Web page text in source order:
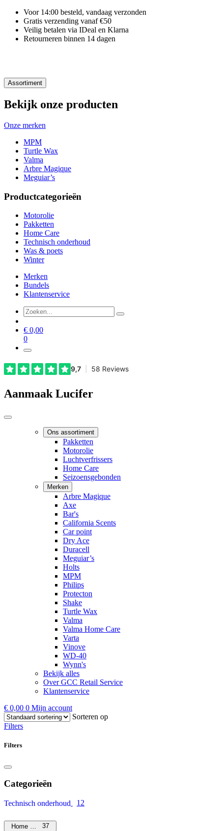
Voor 14:00 besteld, vandaag verzonden
Gratis verzending vanaf €50
Veilig betalen via IDeal en Klarna
Retourneren binnen 14 dagen
Assortiment
Bekijk onze producten
Onze merken
MPM
Turtle Wax
Valma
Arbre Magique
Meguiar’s
Productcategorieën
Motorolie
Pakketten
Home Care
Technisch onderhoud
Was & poets
Winter
Merken
Bundels
Klantenservice
€ 0,00
0
Aanmaak Lucifer
Ons assortiment
Pakketten
Motorolie
Luchtverfrissers
Home Care
Seizoensgebonden
Merken
Arbre Magique
Axe
Bar's
California Scents
Car point
Dry Ace
Duracell
Meguiar’s
Holts
MPM
Philips
Protecton
Shake
Turtle Wax
Valma
Valma Home Care
Varta
Vinove
WD-40
Wynn's
Bekijk alles
Over GCC Retail Service
Klantenservice
€ 0,00 0 Mijn account
Sorteren op
Filters
Filters
Categorieën
Technisch onderhoud 12
Home Care37